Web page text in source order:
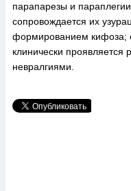
парапарезы и
сопровождается их
формированием кифоза;
клинически
невралгиями.